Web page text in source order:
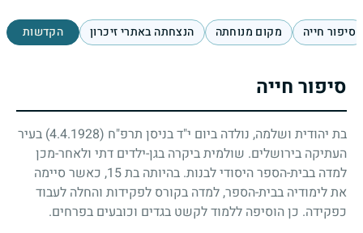
סיפור חייה מקום מנוחתה הנצחתה באתרי זיכרון הקדשות
סיפור חייה
בת יהודית ושלמה, נולדה ביום י"ד בניסן תרפ"ח 4.4.1928)) בעיר
העתיקה בירושלים. שולמית ביקרה בגן-ילדים דתי ולאחר-מכן
למדה בבית-הספר היסודי לבנות. בהיותה בת15, כאשר סיימה
את לימודיה בבית-הספר, למדה בקורס לפקידות והחלה לעבוד
כפקידה. כן הוסיפה ללמוד לקשט בגדים וכובעים בפרחים.